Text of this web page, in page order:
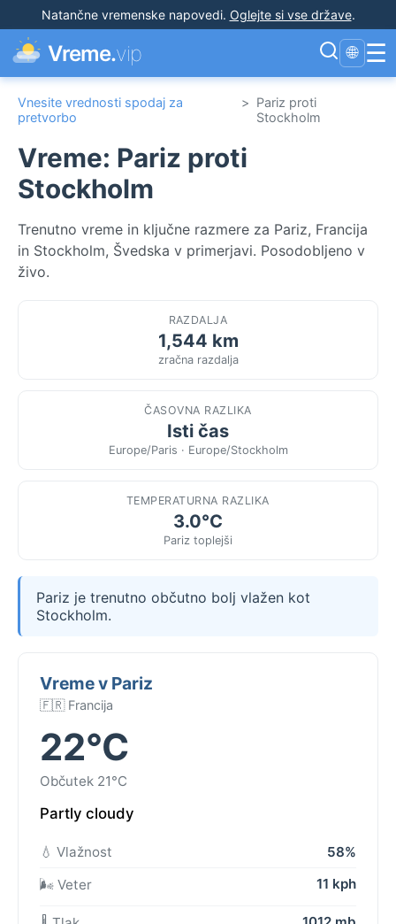
Natančne vremenske napovedi. Oglejte si vse države.
Vreme.vip 🌐 ☰
Vnesite vrednosti spodaj za
pretvorbo
> Pariz proti
Stockholm
Vreme: Pariz proti
Stockholm
Trenutno vreme in ključne razmere za Pariz, Francija
in Stockholm, Švedska v primerjavi. Posodobljeno v
živo.
RAZDALJA
1,544 km
zračna razdalja
ČASOVNA RAZLIKA
Isti čas
Europe/Paris · Europe/Stockholm
TEMPERATURNA RAZLIKA
3.0°C
Pariz toplejši
Pariz je trenutno občutno bolj vlažen kot
Stockholm.
Vreme v Pariz
🇫🇷 Francija
22°C
Občutek 21°C
Partly cloudy
💧 Vlažnost
58%
🌬️ Veter
11 kph